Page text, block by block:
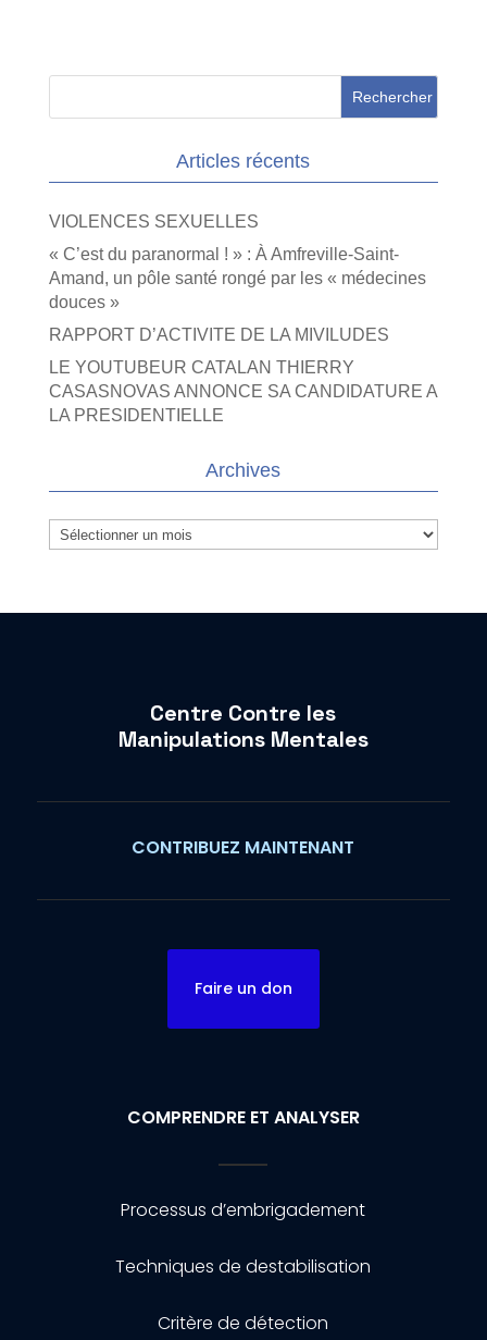
Articles récents
VIOLENCES SEXUELLES
« C’est du paranormal ! » : À Amfreville-Saint-
Amand, un pôle santé rongé par les « médecines
douces »
RAPPORT D’ACTIVITE DE LA MIVILUDES
LE YOUTUBEUR CATALAN THIERRY
CASASNOVAS ANNONCE SA CANDIDATURE A
LA PRESIDENTIELLE
Archives
Archives
Centre Contre les
Manipulations Mentales
CONTRIBUEZ MAINTENANT
Faire un don
COMPRENDRE ET ANALYSER
Processus d’embrigadement
Techniques de destabilisation
Critère de détection